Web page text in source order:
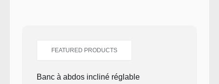
FEATURED PRODUCTS
Banc à abdos incliné réglable